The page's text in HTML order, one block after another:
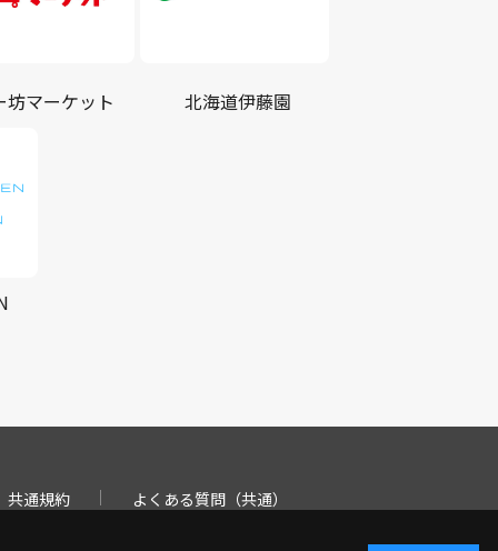
坊マーケット 北海道伊藤園
共通規約 よくある質問（共通）